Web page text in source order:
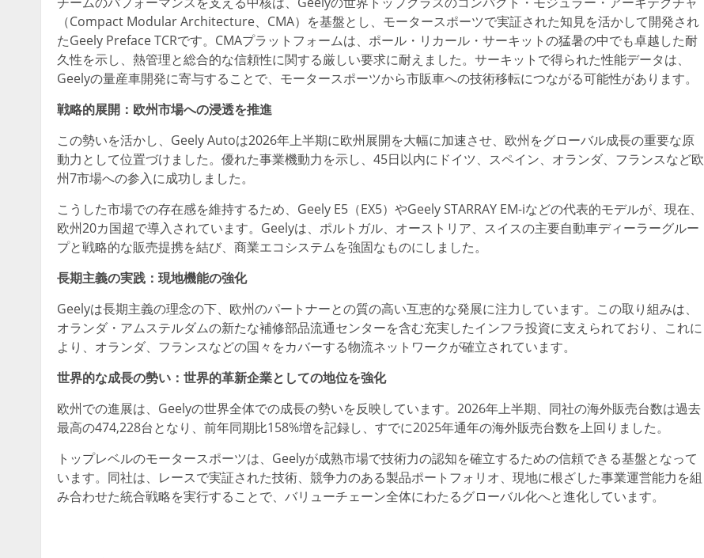
（Compact Modular Architecture、CMA）を基盤とし、モータースポーツで実証された知見を活かして開発され
たGeely Preface TCRです。CMAプラットフォームは、ポール・リカール・サーキットの猛暑の中でも卓越した耐
久性を示し、熱管理と総合的な信頼性に関する厳しい要求に耐えました。サーキットで得られた性能データは、
Geelyの量産車開発に寄与することで、モータースポーツから市販車への技術移転につながる可能性があります。
戦略的展開：欧州市場への浸透を推進
この勢いを活かし、Geely Autoは2026年上半期に欧州展開を大幅に加速させ、欧州をグローバル成長の重要な原
動力として位置づけました。優れた事業機動力を示し、45日以内にドイツ、スペイン、オランダ、フランスなど欧
州7市場への参入に成功しました。
こうした市場での存在感を維持するため、Geely E5（EX5）やGeely STARRAY EM-iなどの代表的モデルが、現在、
欧州20カ国超で導入されています。Geelyは、ポルトガル、オーストリア、スイスの主要自動車ディーラーグルー
プと戦略的な販売提携を結び、商業エコシステムを強固なものにしました。
長期主義の実践：現地機能の強化
Geelyは長期主義の理念の下、欧州のパートナーとの質の高い互恵的な発展に注力しています。この取り組みは、
オランダ・アムステルダムの新たな補修部品流通センターを含む充実したインフラ投資に支えられており、これに
より、オランダ、フランスなどの国々をカバーする物流ネットワークが確立されています。
世界的な成長の勢い：世界的革新企業としての地位を強化
欧州での進展は、Geelyの世界全体での成長の勢いを反映しています。2026年上半期、同社の海外販売台数は過去
最高の474,228台となり、前年同期比158%増を記録し、すでに2025年通年の海外販売台数を上回りました。
トップレベルのモータースポーツは、Geelyが成熟市場で技術力の認知を確立するための信頼できる基盤となって
います。同社は、レースで実証された技術、競争力のある製品ポートフォリオ、現地に根ざした事業運営能力を組
み合わせた統合戦略を実行することで、バリューチェーン全体にわたるグローバル化へと進化しています。